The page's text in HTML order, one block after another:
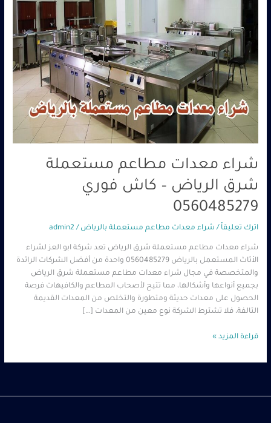
شراء معدات مطاعم مستعملة
شرق الرياض – كاش فوري
0560485279
اترك تعليقاً / شراء معدات مطاعم مستعملة بالرياض /
admin2
شراء معدات مطاعم مستعملة شرق الرياض تعد شركة ابو العز لشراء
الأثاث المستعمل بالرياض 0560485279 واحدة من أفضل الشركات الرائدة
والمتخصصة في مجال شراء معدات مطاعم مستعملة شرق الرياض
بجميع أنواعها وأشكالها، مما تتيح لأصحاب المطاعم والكافيهات فرصة
الحصول على معدات حديثة ومتطورة والتخلص من المعدات القديمة
التالفة، فلا تشترط الشركة نوع معين من المعدات […]
قراءة المزيد »